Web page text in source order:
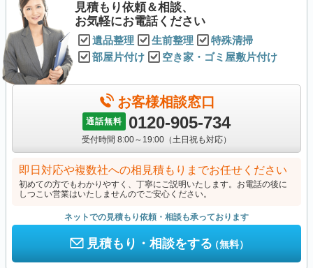
見積もり依頼＆相談、
お気軽にお電話ください
遺品整理 生前整理
特殊清掃
部屋片付け
空き家・ゴミ屋敷片付け
お客様相談窓口
通話無料 0120-905-734
受付時間 8:00～19:00（土日祝も対応）
即日対応や複数社への相見積もりまでお任せください
初めての方でもわかりやすく、丁寧にご説明いたします。お電話の後に
しつこい営業はいたしませんのでご安心ください。
ネットでの見積もり依頼・相談も承っております
見積もり・相談をする（無料）